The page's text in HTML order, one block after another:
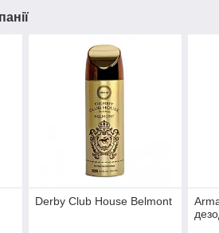
Derby Club House Belmont